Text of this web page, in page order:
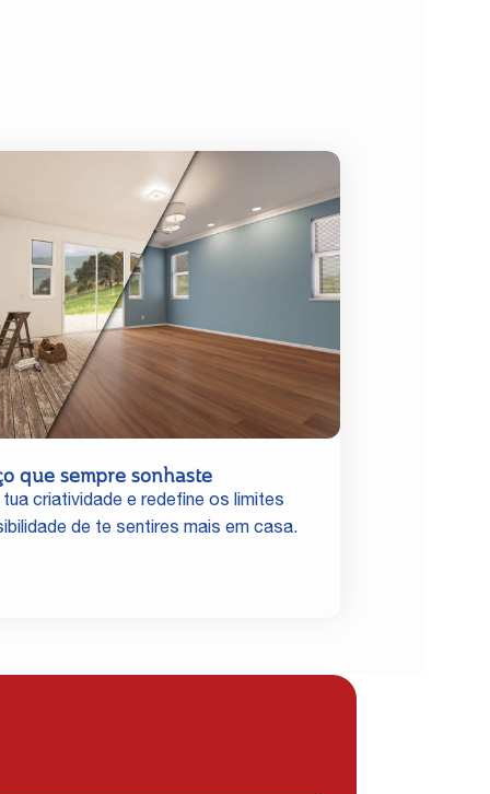
que sempre sonhaste
tua criatividade e redefine os limites
de te sentires mais em casa.